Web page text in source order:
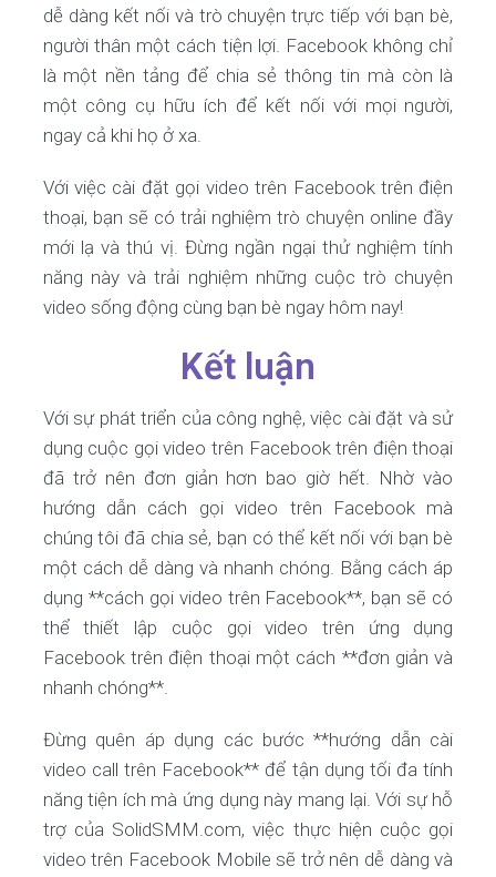
dễ dàng kết nối và trò chuyện trực tiếp với bạn bè,
người thân một cách tiện lợi. Facebook không chỉ
là một nền tảng để chia sẻ thông tin mà còn là
một công cụ hữu ích để kết nối với mọi người,
ngay cả khi họ ở xa.
Với việc cài đặt gọi video trên Facebook trên điện
thoại, bạn sẽ có trải nghiệm trò chuyện online đầy
mới lạ và thú vị. Đừng ngần ngại thử nghiệm tính
năng này và trải nghiệm những cuộc trò chuyện
video sống động cùng bạn bè ngay hôm nay!
Kết luận
Với sự phát triển của công nghệ, việc cài đặt và sử
dụng cuộc gọi video trên Facebook trên điện thoại
đã trở nên đơn giản hơn bao giờ hết. Nhờ vào
hướng dẫn cách gọi video trên Facebook mà
chúng tôi đã chia sẻ, bạn có thể kết nối với bạn bè
một cách dễ dàng và nhanh chóng. Bằng cách áp
dụng **cách gọi video trên Facebook**, bạn sẽ có
thể thiết lập cuộc gọi video trên ứng dụng
Facebook trên điện thoại một cách **đơn giản và
nhanh chóng**.
Đừng quên áp dụng các bước **hướng dẫn cài
video call trên Facebook** để tận dụng tối đa tính
năng tiện ích mà ứng dụng này mang lại. Với sự hỗ
trợ của SolidSMM.com, việc thực hiện cuộc gọi
video trên Facebook Mobile sẽ trở nên dễ dàng và